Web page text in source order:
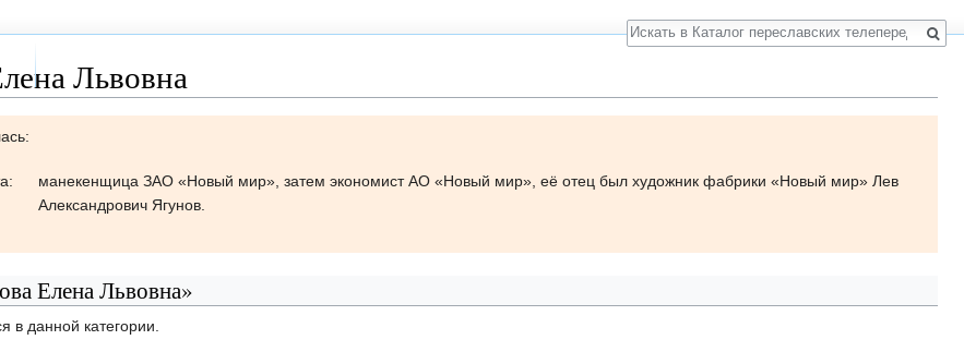
Львовна
манекенщица ЗАО «Новый мир», затем экономист АО «Новый мир», её отец был художник фабрики «Новый мир» Лев
Александрович Ягунов.
Елена Львовна»
в данной категории.
Поиск